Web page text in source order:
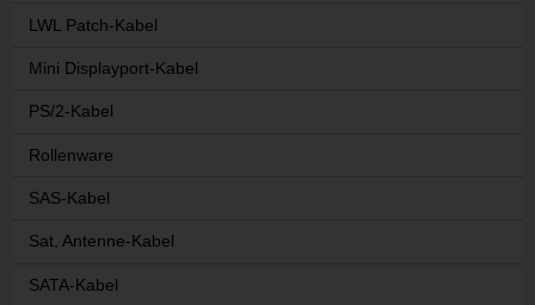
LWL Patch-Kabel
Mini Displayport-Kabel
PS/2-Kabel
Rollenware
SAS-Kabel
Sat, Antenne-Kabel
SATA-Kabel